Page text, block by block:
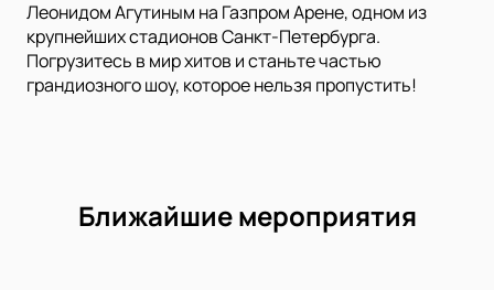
Леонидом Агутиным на Газпром Арене, одном из
крупнейших стадионов Санкт-Петербурга.
Погрузитесь в мир хитов и станьте частью
грандиозного шоу, которое нельзя пропустить!
Ближайшие мероприятия